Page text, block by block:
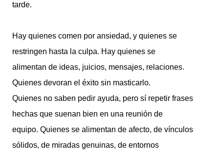
tarde.
Hay quienes comen por ansiedad, y quienes se
restringen hasta la culpa. Hay quienes se
alimentan de ideas, juicios, mensajes, relaciones.
Quienes devoran el éxito sin masticarlo.
Quienes no saben pedir ayuda, pero sí repetir frases
hechas que suenan bien en una reunión de
equipo. Quienes se alimentan de afecto, de vínculos
sólidos, de miradas genuinas, de entornos